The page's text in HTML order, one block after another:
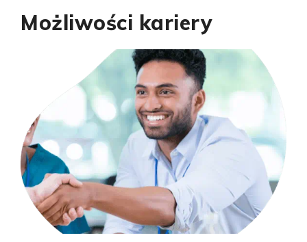
Możliwości kariery